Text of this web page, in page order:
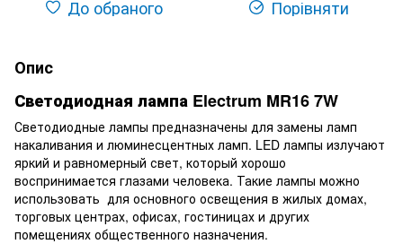
До обраного Порівняти
Опис
Светодиодная лампа Electrum MR16 7W
Светодиодные лампы предназначены для замены ламп
накаливания и люминесцентных ламп. LED лампы излучают
яркий и равномерный свет, который хорошо
воспринимается глазами человека. Такие лампы можно
использовать для основного освещения в жилых домах,
торговых центрах, офисах, гостиницах и других
помещениях общественного назначения.